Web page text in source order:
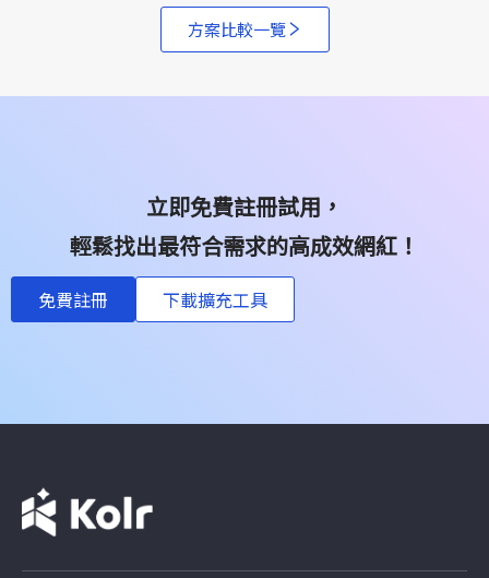
方案比較一覽
立即免費註冊試用，
輕鬆找出最符合需求的高成效網紅！
免費註冊 下載擴充工具